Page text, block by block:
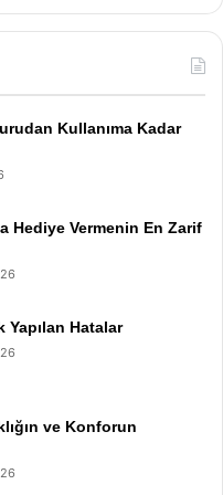
Kullanıma Kadar
Hediye Vermenin En Zarif
Yapılan Hatalar
ve Konforun